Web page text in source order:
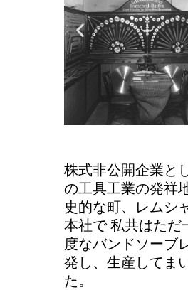
株式非公開企業と
の工具工業の発祥
史的な町、レムシ
本社で 私共はただ
度なバンドソーブ
発し、生産してま
た。